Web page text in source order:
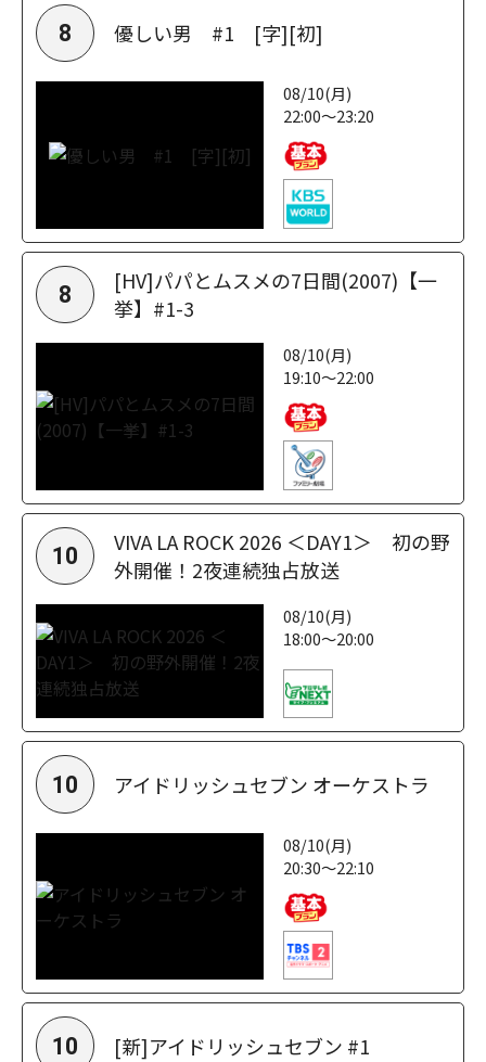
8 優しい男 #1 [字][初]
08/10(月)
22:00～23:20
8
[HV]パパとムスメの7日間(2007)【一
挙】#1-3
08/10(月)
19:10～22:00
10
VIVA LA ROCK 2026 ＜DAY1＞ 初の野
外開催！2夜連続独占放送
08/10(月)
18:00～20:00
10 アイドリッシュセブン オーケストラ
08/10(月)
20:30～22:10
10 [新]アイドリッシュセブン #1